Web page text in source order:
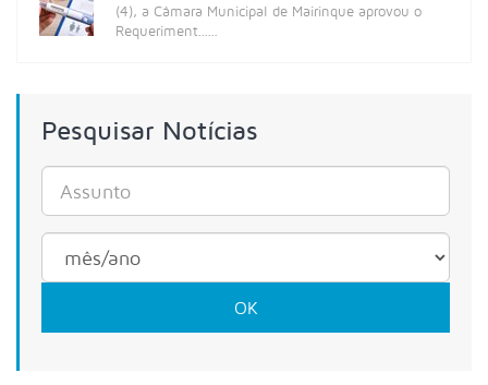
(4), a Câmara Municipal de Mairinque aprovou o
Requeriment......
Pesquisar Notícias
OK